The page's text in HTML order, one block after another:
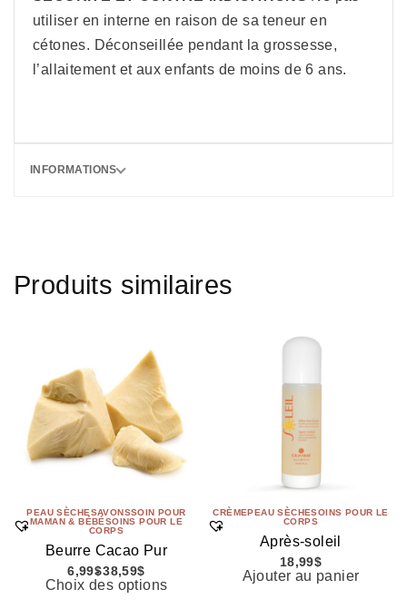
utiliser en interne en raison de sa teneur en
cétones. Déconseillée pendant la grossesse,
l’allaitement et aux enfants de moins de 6 ans.
INFORMATIONS
Produits similaires
PEAU SÈCHESAVONSSOIN POUR
MAMAN & BÉBÉSOINS POUR LE
CORPS
Beurre Cacao Pur
6,99$38,59$
Choix des options
CRÈMEPEAU SÈCHESOINS POUR LE
CORPS
Après-soleil
18,99$
Ajouter au panier